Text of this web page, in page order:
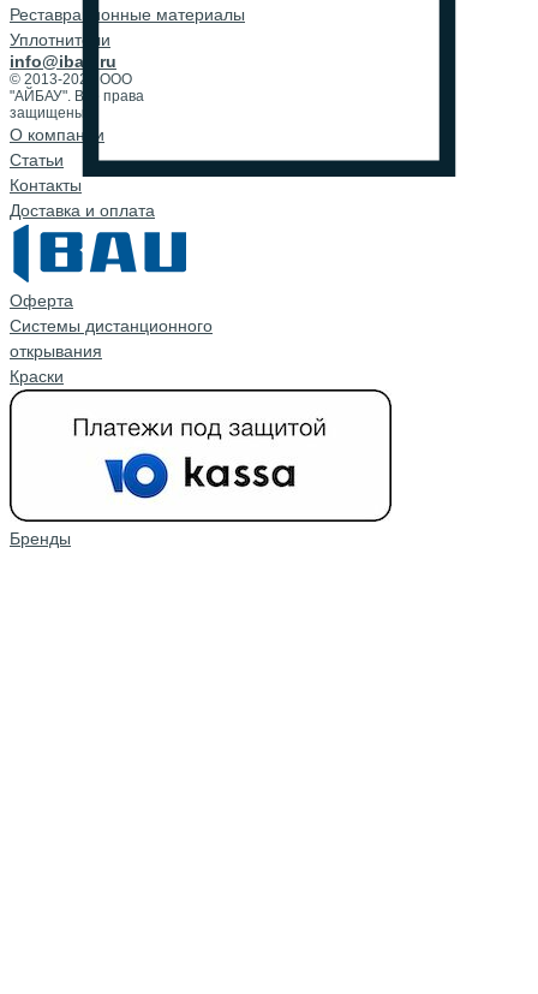
Реставрационные материалы
Уплотнители
info@ibau.ru
© 2013-2026 ООО
"АЙБАУ". Все права
защищены.
О компании
Cтатьи
Контакты
Доставка и оплата
Оферта
Системы дистанционного
открывания
Краски
Бренды